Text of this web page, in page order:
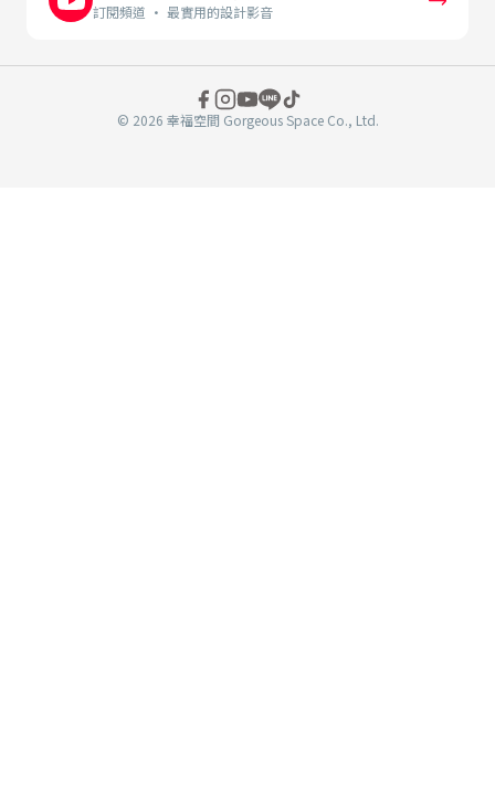
訂閱頻道 · 最實用的設計影音
© 2026 幸福空間 Gorgeous Space Co., Ltd.